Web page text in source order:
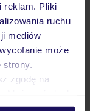
reklam. Pliki
ruchu
mediów
może
zgodę na
zakładkę